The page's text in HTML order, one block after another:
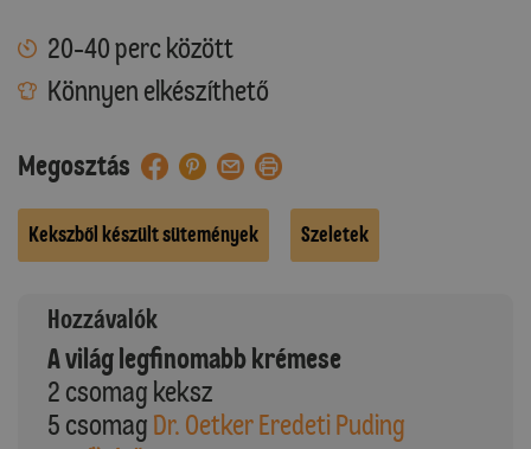
20-40 perc között
Könnyen elkészíthető
Megosztás
Kekszből készült sütemények Szeletek
Hozzávalók
A világ legfinomabb krémese
2 csomag keksz
5 csomag Dr. Oetker Eredeti Puding